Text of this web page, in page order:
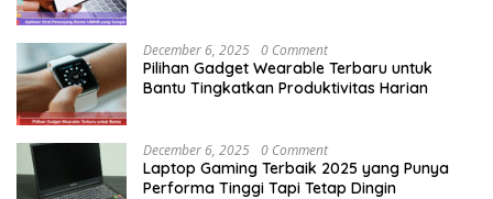
December 6, 2025 0 Comment
Pilihan Gadget Wearable Terbaru untuk
Bantu Tingkatkan Produktivitas Harian
December 6, 2025 0 Comment
Laptop Gaming Terbaik 2025 yang Punya
Performa Tinggi Tapi Tetap Dingin